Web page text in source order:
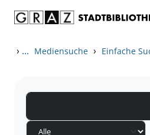
› ... Mediensuche › Einfache